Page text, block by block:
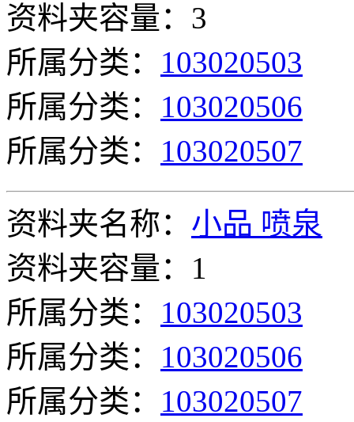
资料夹容量：3
所属分类： 103020503
所属分类： 103020506
所属分类： 103020507
资料夹名称： 小品 喷泉
资料夹容量：1
所属分类： 103020503
所属分类： 103020506
所属分类： 103020507